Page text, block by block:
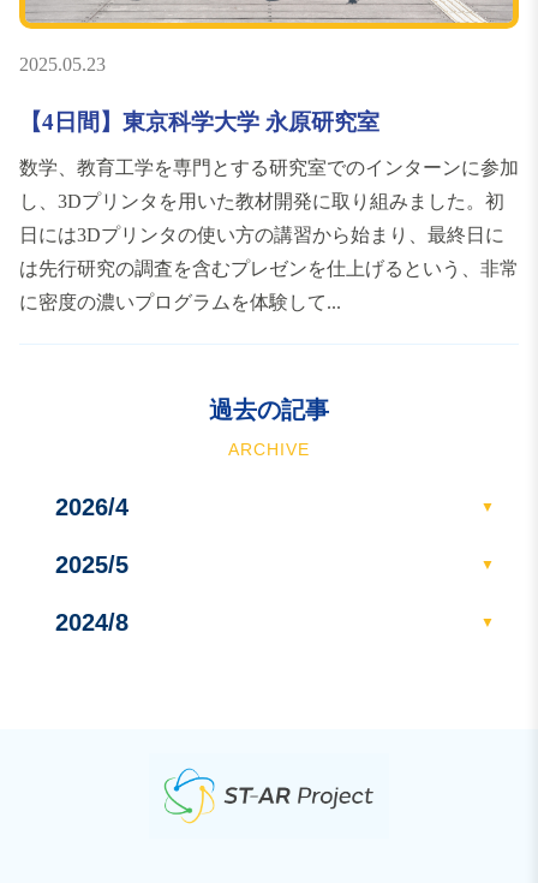
2025.05.23
【4日間】東京科学大学 永原研究室
数学、教育工学を専門とする研究室でのインターンに参加
し、3Dプリンタを用いた教材開発に取り組みました。初
日には3Dプリンタの使い方の講習から始まり、最終日に
は先行研究の調査を含むプレゼンを仕上げるという、非常
に密度の濃いプログラムを体験して...
過去の記事
ARCHIVE
2026/4
2025/5
2024/8